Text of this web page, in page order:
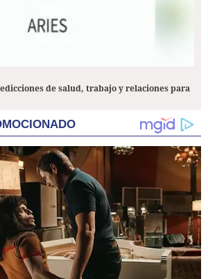
de salud, trabajo y relaciones para